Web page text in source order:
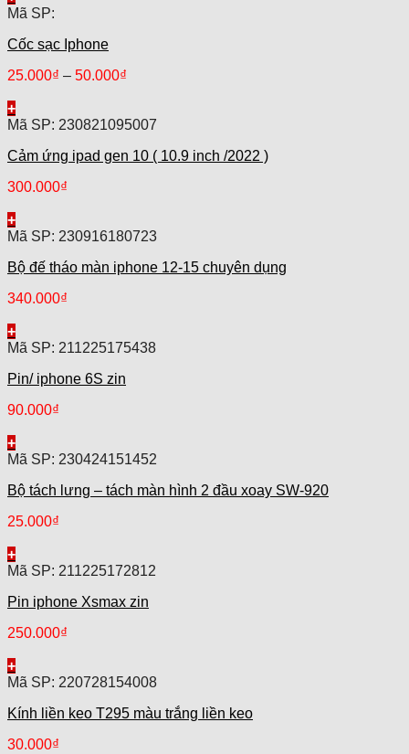
Mã SP:
Cốc sạc Iphone
25.000₫ – 50.000₫
+
Mã SP: 230821095007
Cảm ứng ipad gen 10 ( 10.9 inch /2022 )
300.000₫
+
Mã SP: 230916180723
Bộ đế tháo màn iphone 12-15 chuyên dụng
340.000₫
+
Mã SP: 211225175438
Pin/ iphone 6S zin
90.000₫
+
Mã SP: 230424151452
Bộ tách lưng – tách màn hình 2 đầu xoay SW-920
25.000₫
+
Mã SP: 211225172812
Pin iphone Xsmax zin
250.000₫
+
Mã SP: 220728154008
Kính liền keo T295 màu trắng liền keo
30.000₫